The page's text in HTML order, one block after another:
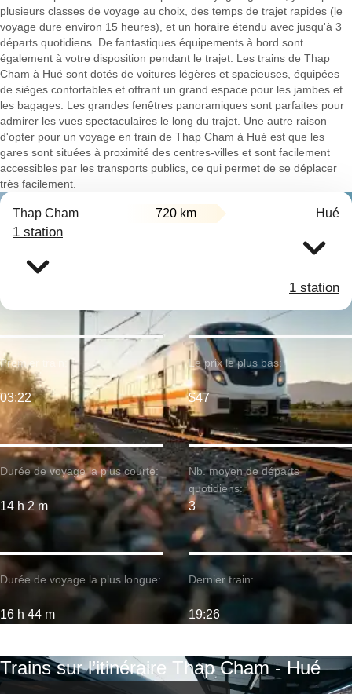
plusieurs classes de voyage au choix, des temps de trajet rapides (le
voyage dure environ 15 heures), et un horaire étendu avec jusqu'à 3
départs quotidiens. De fantastiques équipements à bord sont
également à votre disposition pendant le trajet. Les trains de Thap
Cham à Hué sont dotés de voitures légères et spacieuses, équipées
de sièges confortables et offrant un grand espace pour les jambes et
les bagages. Les grandes fenêtres panoramiques sont parfaites pour
admirer les vues spectaculaires le long du trajet. Une autre raison
d'opter pour un voyage en train de Thap Cham à Hué est que les
gares sont situées à proximité des centres-villes et sont facilement
accessibles par les transports publics, ce qui permet de se déplacer
très facilement.
Thap Cham 720 km Hué
1 station
1 station
Durée de voyage la plus courte:
14 h 2 m
Premier train:
03:22
Durée de voyage la plus longue:
16 h 44 m
Le prix le plus bas:
$47
Nb. moyen de départs
quotidiens:
3
Dernier train:
19:26
Trains sur l’itinéraire Thap Cham - Hué